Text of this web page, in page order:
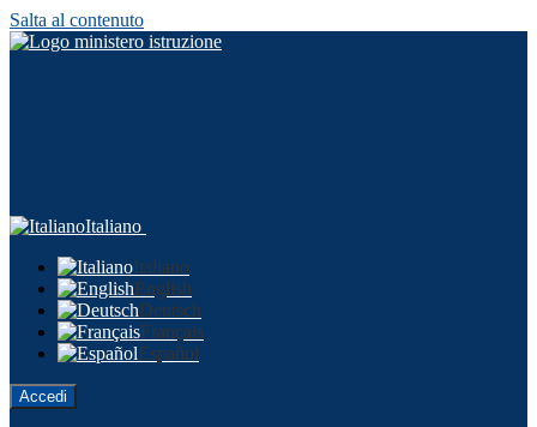
Salta al contenuto
Italiano
Italiano
English
Deutsch
Français
Español
Accedi